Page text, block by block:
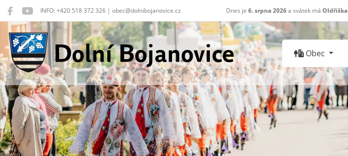
INFO: +420 518 372 326 | obec@dolnibojanovice.cz Dnes je 6. srpna 2026a svátek má Oldřiška
Dolní Bojanovice
Obec